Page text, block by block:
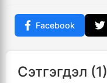
Facebook
Сэтгэгдэл (1)